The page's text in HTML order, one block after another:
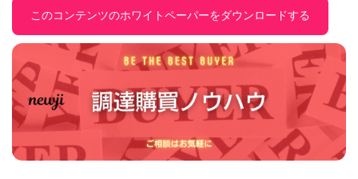
このコンテンツのホワイトペーパーをダウンロードする